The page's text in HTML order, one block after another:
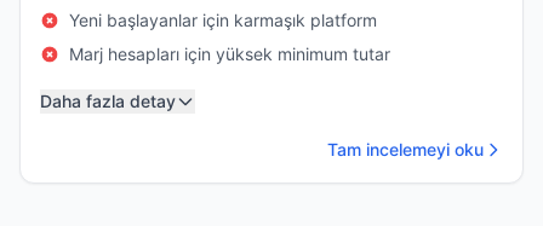
Yeni başlayanlar için karmaşık platform
Marj hesapları için yüksek minimum tutar
Daha fazla detay
Tam incelemeyi oku